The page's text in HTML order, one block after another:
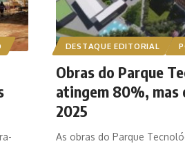
DESTAQUE EDITORIAL
Obras do Parque
atingem 80%, mas
2025
As obras do Parque